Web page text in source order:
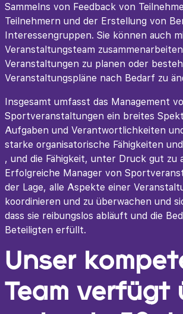
Sammelns von Feedback von
Teilnehmern und der Erstellung von
Interessengruppen. Sie können auch
Veranstaltungsteam
Veranstaltungen zu planen oder
Veranstaltungspläne nach Bedarf zu
Insgesamt umfasst das Management
Sportveranstaltungen ein breites
Aufgaben und Verantwortlichkeiten
starke organisatorische Fähigkeiten
, und die Fähigkeit, unter Druck gut zu
Erfolgreiche Manager von
der Lage, alle Aspekte einer
koordinieren und zu überwachen und
dass sie reibungslos abläuft und die
Beteiligten erfüllt.
Unser
Team verfügt